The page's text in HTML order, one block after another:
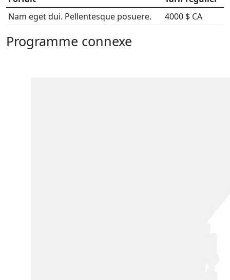
Nam eget dui. Pellentesque posuere.
4000 $ CA
Programme connexe